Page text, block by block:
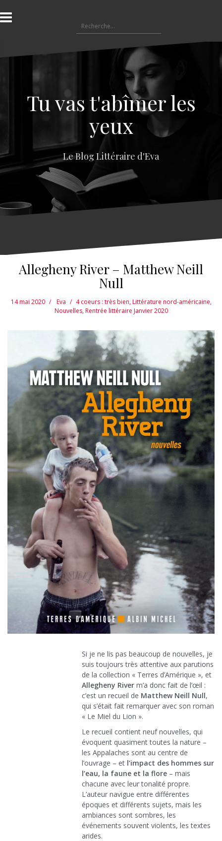
l
a
e
e
Tu vas t'abîmer les
yeux
Le Blog Littéraire d'Eva
Allegheny River – Matthew Neill
Null
14 mai 2020 Eva 4 coeurs : très bien,Littérature nord-américaine,
Nouvelles,Rentrée littéraire Janvier 2020
Si je ne lis pas beaucoup de nouvelles, je
suis toujours très attentive aux parutions
de la collection « Terres d’Amérique », et
Allegheny River m’a donc fait de l’œil :
c’est un recueil de Matthew Neill Null,
qui s’était fait remarquer avec son roman
« Le Miel du Lion ».
Le recueil contient neuf nouvelles, qui
évoquent quasiment toutes la nature –
les Appalaches sont au centre de
l’ouvrage – et l’impact des hommes sur
l’eau, la faune et la flore – mais
chacune avec leur tonalité propre.
L’auteur navigue entre différentes
époques et différents sujets, mais les
ambiances sont sombres, les
événements souvent violents, les textes
arides.